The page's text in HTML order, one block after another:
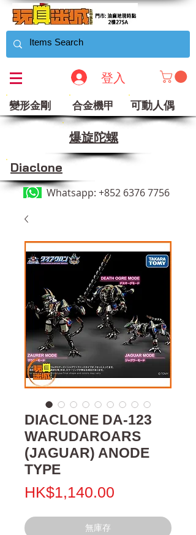
登入
變形金剛 合金機甲 可動人偶
​爆旋陀螺
Diaclone
Whatsapp: +852 6376 7756
DIACLONE DA-123
WARUDAROARS
(JAGUAR) ANODE
TYPE
HK$1,140.00
無庫存